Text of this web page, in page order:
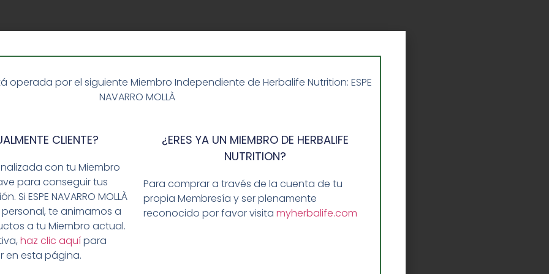
Aloe(el sabor a elegir); un preparado para obtener una bebida
a elegir), y una bebida de avena, manzana y fibra sin
que indica el fabricante y se almacenan en una botella de
operada por el siguiente Miembro Independiente de Herbalife Nutrition: ESPE
NAVARRO MOLLÀ
CLIENTE?
con tu Miembro
para conseguir tus
Si ESPE NAVARRO MOLLÀ
te animamos a
a tu Miembro actual.
haz clic aquípara
en esta página.
¿ERES YA UN MIEMBRO DE HERBALIFE
NUTRITION?
Para comprar a través de la cuenta de tu
propia Membresía y ser plenamente
reconocido por favor visita myherbalife.com